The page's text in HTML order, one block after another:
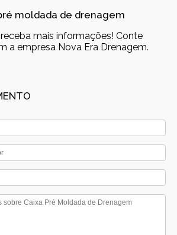
moldada de drenagem
mais informações! Conte
a empresa Nova Era Drenagem.